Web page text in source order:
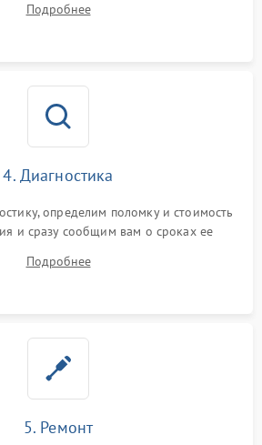
Подробнее
4. Диагностика
определим поломку и стоимость
и сразу сообщим вам о сроках ее
Подробнее
5. Ремонт